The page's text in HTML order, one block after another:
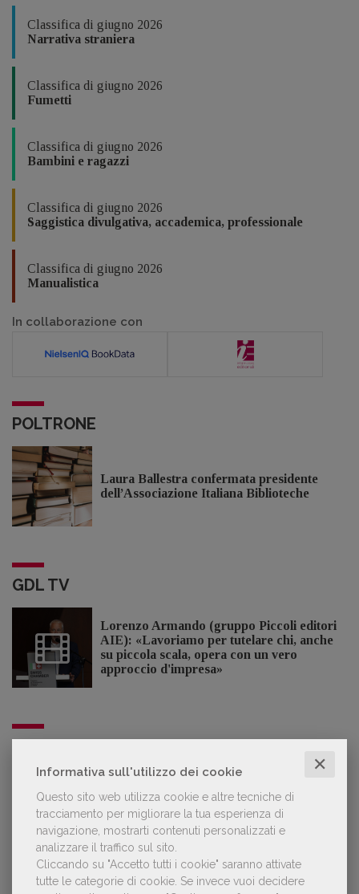
Informativa sull'utilizzo dei cookie ✕
Questo sito web utilizza cookie e altre tecniche di
tracciamento per migliorare la tua esperienza di
navigazione, mostrarti contenuti personalizzati e
analizzare il traffico sul sito.
Cliccando su "Accetto tutti i cookie" saranno attivate
tutte le categorie di cookie. Se invece vuoi decidere
Classifica di giugno 2026
Narrativa straniera
Classifica di giugno 2026
Fumetti
Classifica di giugno 2026
Bambini e ragazzi
Classifica di giugno 2026
Saggistica divulgativa, accademica, professionale
Classifica di giugno 2026
Manualistica
In collaborazione con
POLTRONE
Laura Ballestra confermata presidente
dell’Associazione Italiana Biblioteche
GDL TV
Lorenzo Armando (gruppo Piccoli editori
AIE): «Lavoriamo per tutelare chi, anche
su piccola scala, opera con un vero
approccio d'impresa»
Lavoro: 7 posizioni aperte e 9 stage in
editoria